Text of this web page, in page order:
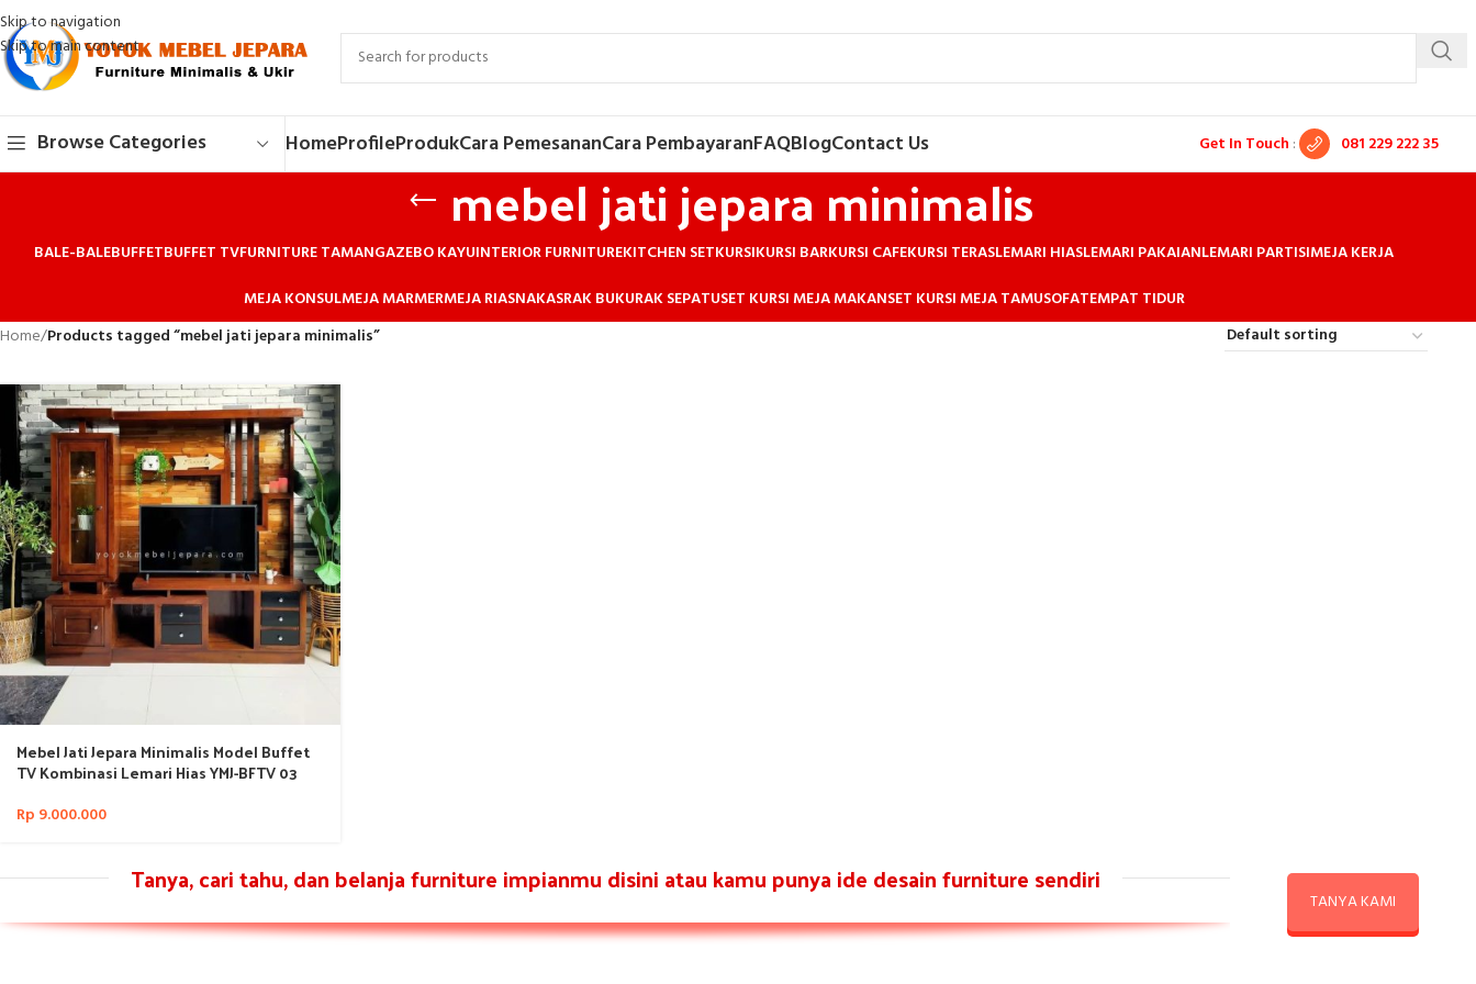
Skip to navigation
Skip to main content
Browse Categories HomeProfileProdukCara PemesananCara PembayaranFAQBlogContact Us Get In Touch : 081 229 222 35
mebel jati jepara minimalis
BALE-BALEBUFFETBUFFET TVFURNITURE TAMANGAZEBO KAYUINTERIOR FURNITUREKITCHEN SETKURSIKURSI BARKURSI CAFEKURSI TERASLEMARI HIASLEMARI PAKAIANLEMARI PARTISIMEJA KERJA
MEJA KONSULMEJA MARMERMEJA RIASNAKASRAK BUKURAK SEPATUSET KURSI MEJA MAKANSET KURSI MEJA TAMUSOFATEMPAT TIDUR
Home/Products tagged “mebel jati jepara minimalis”
Mebel Jati Jepara Minimalis Model Buffet
TV Kombinasi Lemari Hias YMJ-BFTV 03
Rp 9.000.000
Tanya, cari tahu, dan belanja furniture impianmu disini atau kamu punya ide desain furniture sendiri
TANYA KAMI